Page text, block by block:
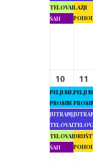
TELOVADBA
ŠAH
LAŽJI
10
PELJI ME,
PROSIM
JUTRANJA
TELOVADBA
TELOVADBA
ŠAH
11
PELJI